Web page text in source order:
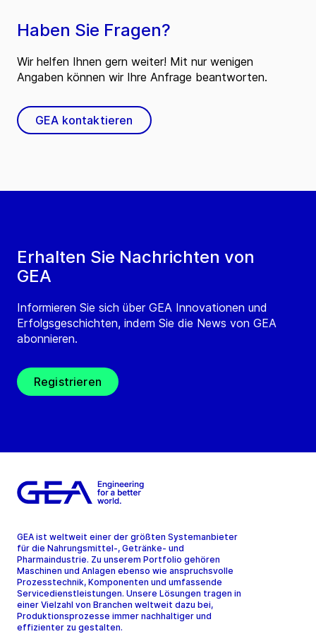
Erhalten Sie Nachrichten von
GEA
Informieren Sie sich über GEA Innovationen und
Erfolgsgeschichten, indem Sie die News von GEA
abonnieren.
Registrieren
Haben Sie Fragen?
Wir helfen Ihnen gern weiter! Mit nur wenigen
Angaben können wir Ihre Anfrage beantworten.
GEA kontaktieren
GEA ist weltweit einer der größten Systemanbieter
für die Nahrungsmittel-, Getränke- und
Pharmaindustrie. Zu unserem Portfolio gehören
Maschinen und Anlagen ebenso wie anspruchsvolle
Prozesstechnik, Komponenten und umfassende
Servicedienstleistungen. Unsere Lösungen tragen in
einer Vielzahl von Branchen weltweit dazu bei,
Produktionsprozesse immer nachhaltiger und
effizienter zu gestalten.